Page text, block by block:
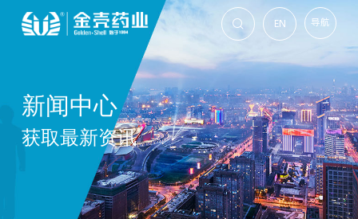
导航
EN

新闻中心
获取最新资讯